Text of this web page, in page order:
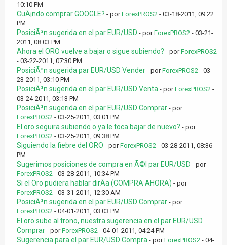
10:10 PM
CuÃ¡ndo comprar GOOGLE? - porForexPROS2 - 03-18-2011, 09:22
PM
PosiciÃ³n sugerida en el par EUR/USD - porForexPROS2 - 03-21-
2011, 08:03 PM
Ahora el ORO vuelve a bajar o sigue subiendo? - porForexPROS2
- 03-22-2011, 07:30 PM
PosiciÃ³n sugerida par EUR/USD Vender - porForexPROS2 - 03-
23-2011, 03:10 PM
PosiciÃ³n sugerida en el par EUR/USD Venta - porForexPROS2 -
03-24-2011, 03:13 PM
PosiciÃ³n sugerida en el par EUR/USD Comprar - por
ForexPROS2 - 03-25-2011, 03:01 PM
El oro seguira subiendo o ya le toca bajar de nuevo? - por
ForexPROS2 - 03-25-2011, 09:38 PM
Siguiendo la fiebre del ORO - porForexPROS2 - 03-28-2011, 08:36
PM
Sugerimos posiciones de compra en Ã©l par EUR/USD - por
ForexPROS2 - 03-28-2011, 10:34 PM
Si el Oro pudiera hablar dirÃ­a (COMPRA AHORA) - por
ForexPROS2 - 03-31-2011, 12:30 AM
PosiciÃ³n sugerida en el par EUR/USD Comprar - por
ForexPROS2 - 04-01-2011, 03:03 PM
El oro sube al trono, nuestra sugerencia en el par EUR/USD
Comprar - porForexPROS2 - 04-01-2011, 04:24 PM
Sugerencia para el par EUR/USD Compra - porForexPROS2 - 04-